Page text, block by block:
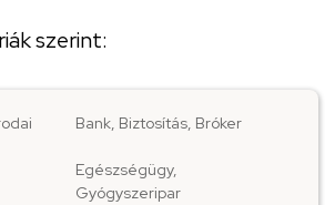
szerint:
Bank, Biztosítás, Bróker
Egészségügy,
Gyógyszeripar